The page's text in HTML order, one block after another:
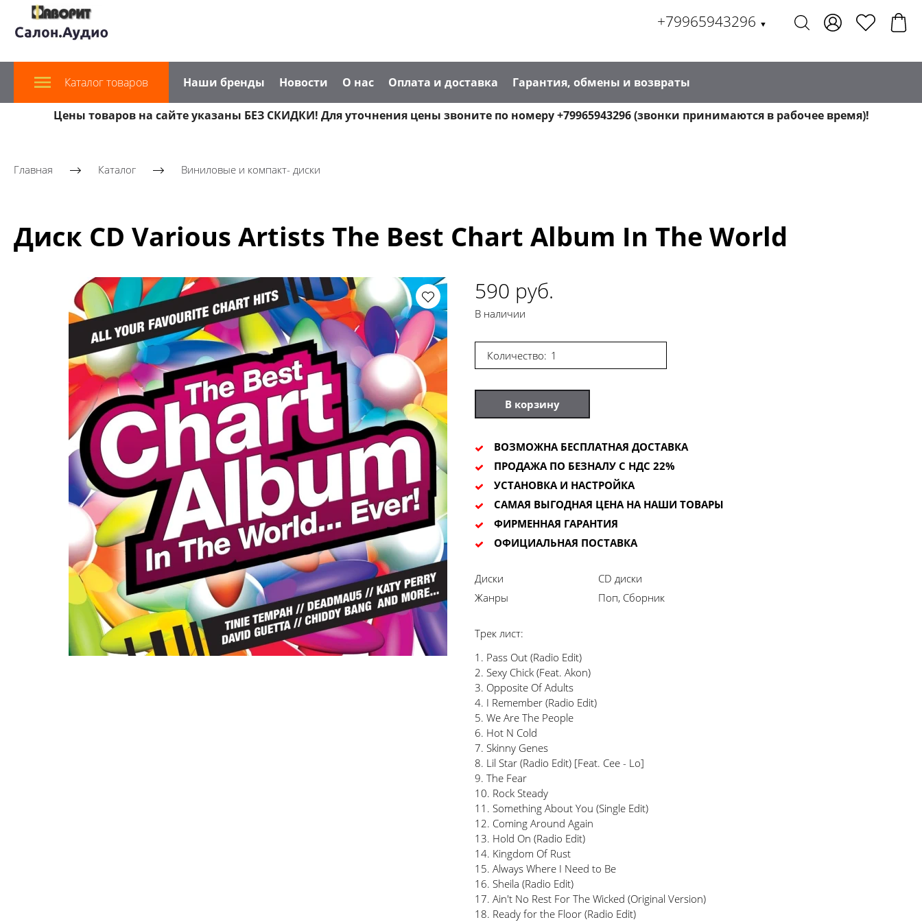
+79965943296 ▼
Каталог товаров Наши бренды Новости О нас Оплата и доставка Гарантия, обмены и возвраты
Цены товаров на сайте указаны БЕЗ СКИДКИ! Для уточнения цены звоните по номеру +79965943296 (звонки принимаются в рабочее время)!
Главная Каталог Виниловые и компакт- диски
Диск CD Various Artists The Best Chart Album In The World
590 руб.
В наличии
Количество:
В корзину
ВОЗМОЖНА БЕСПЛАТНАЯ ДОСТАВКА
ПРОДАЖА ПО БЕЗНАЛУ С НДС 22%
УСТАНОВКА И НАСТРОЙКА
САМАЯ ВЫГОДНАЯ ЦЕНА НА НАШИ ТОВАРЫ
ФИРМЕННАЯ ГАРАНТИЯ
ОФИЦИАЛЬНАЯ ПОСТАВКА
Диски
CD диски
Жанры
Поп, Сборник
Трек лист:
1. Pass Out (Radio Edit)
2. Sexy Chick (Feat. Akon)
3. Opposite Of Adults
4. I Remember (Radio Edit)
5. We Are The People
6. Hot N Cold
7. Skinny Genes
8. Lil Star (Radio Edit) [Feat. Cee - Lo]
9. The Fear
10. Rock Steady
11. Something About You (Single Edit)
12. Coming Around Again
13. Hold On (Radio Edit)
14. Kingdom Of Rust
15. Always Where I Need to Be
16. Sheila (Radio Edit)
17. Ain't No Rest For The Wicked (Original Version)
18. Ready for the Floor (Radio Edit)